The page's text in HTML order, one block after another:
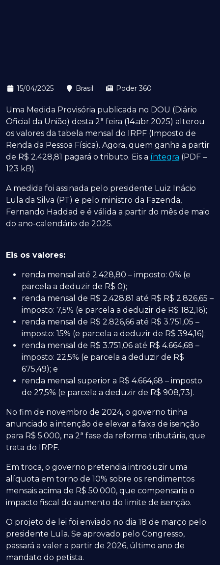
15/04/2025 Brasil Poder 360
Uma Medida Provisória publicada no DOU (Diário
Oficial da União) desta 2ª feira (14.abr.2025) alterou
os valores da tabela mensal do IRPF (Imposto de
Renda da Pessoa Física). Agora, quem ganha a partir
de R$ 2.428,81 pagará o tributo. Eis a íntegra (PDF –
123 kB).
A medida foi assinada pelo presidente Luiz Inácio
Lula da Silva (PT) e pelo ministro da Fazenda,
Fernando Haddad e é válida a partir do mês de maio
do ano-calendário de 2025.
Eis os valores:
renda mensal até 2.428,80 – imposto: 0% (e
parcela a deduzir de R$ 0);
renda mensal de R$ 2.428,81 até R$ R$ 2.826,65 –
imposto: 7,5% (e parcela a deduzir de R$ 182,16);
renda mensal de R$ 2.826,66 até R$ 3.751,05 –
imposto: 15% (e parcela a deduzir de R$ 394,16);
renda mensal de R$ 3.751,06 até R$ 4.664,68 –
imposto: 22,5% (e parcela a deduzir de R$
675,49); e
renda mensal superior a R$ 4.664,68 – imposto
de 27,5% (e parcela a deduzir de R$ 908,73).
No fim de novembro de 2024, o governo tinha
anunciado a intenção de elevar a faixa de isenção
para R$ 5.000, na 2ª fase da reforma tributária, que
trata do IRPF.
Em troca, o governo pretendia introduzir uma
alíquota em torno de 10% sobre os rendimentos
mensais acima de R$ 50.000, que compensaria o
impacto fiscal do aumento do limite de isenção.
O projeto de lei foi enviado no dia 18 de março pelo
presidente Lula. Se aprovado pelo Congresso,
passará a valer a partir de 2026, último ano de
mandato do petista.